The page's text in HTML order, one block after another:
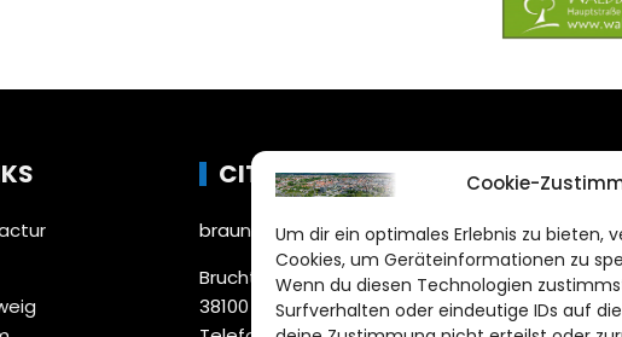
Cookie-
Um dir ein optimales Erlebnis zu bieten,
Cookies, um Geräteinformationen zu
Wenn du diesen Technologien
Surfverhalten oder eindeutige IDs auf
CITYLIFE!
braunschweig@citylifemedien.de
Bruchtorwall 12
38100 Braunschweig